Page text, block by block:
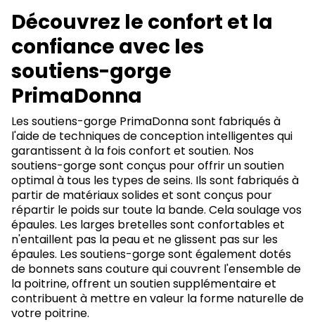
Découvrez le confort et la
confiance avec les
soutiens-gorge
PrimaDonna
Les soutiens-gorge PrimaDonna sont fabriqués à
l'aide de techniques de conception intelligentes qui
garantissent à la fois confort et soutien. Nos
soutiens-gorge sont conçus pour offrir un soutien
optimal à tous les types de seins. Ils sont fabriqués à
partir de matériaux solides et sont conçus pour
répartir le poids sur toute la bande. Cela soulage vos
épaules. Les larges bretelles sont confortables et
n'entaillent pas la peau et ne glissent pas sur les
épaules. Les soutiens-gorge sont également dotés
de bonnets sans couture qui couvrent l'ensemble de
la poitrine, offrent un soutien supplémentaire et
contribuent à mettre en valeur la forme naturelle de
votre poitrine.